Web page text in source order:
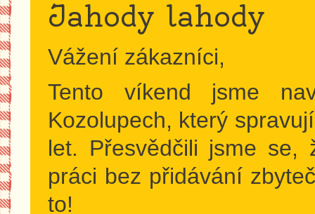
Jahody lahody
Vážení zákazníci,
Tento víkend jsme
Kozolupech, který
let. Přesvědčili jsme
práci bez přidávání
to!